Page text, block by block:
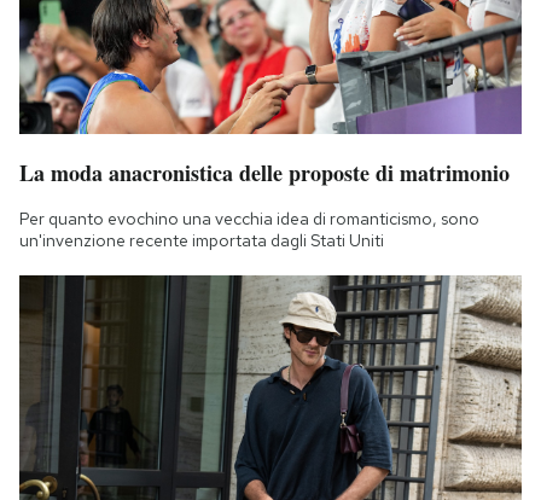
La moda anacronistica delle proposte di matrimonio
Per quanto evochino una vecchia idea di romanticismo, sono
un'invenzione recente importata dagli Stati Uniti